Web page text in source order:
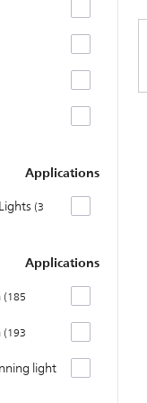
Applications
3
Applications
185
193
light